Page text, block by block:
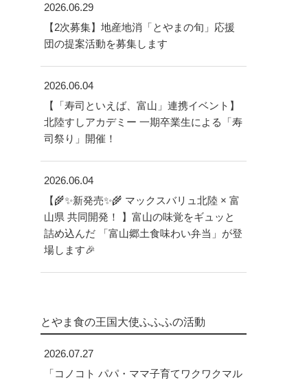
2026.06.29
【2次募集】地産地消「とやまの旬」応援
団の提案活動を募集します
2026.06.04
【「寿司といえば、富山」連携イベント】
北陸すしアカデミー 一期卒業生による「寿
司祭り」開催！
2026.06.04
【🌾✨新発売✨🌾 マックスバリュ北陸 × 富
山県 共同開発！ 】富山の味覚をギュッと
詰め込んだ 「富山郷土食味わい弁当」が登
場します🎉
とやま食の王国大使ふふふの活動
2026.07.27
「コノコト パパ・ママ子育てワクワクマル